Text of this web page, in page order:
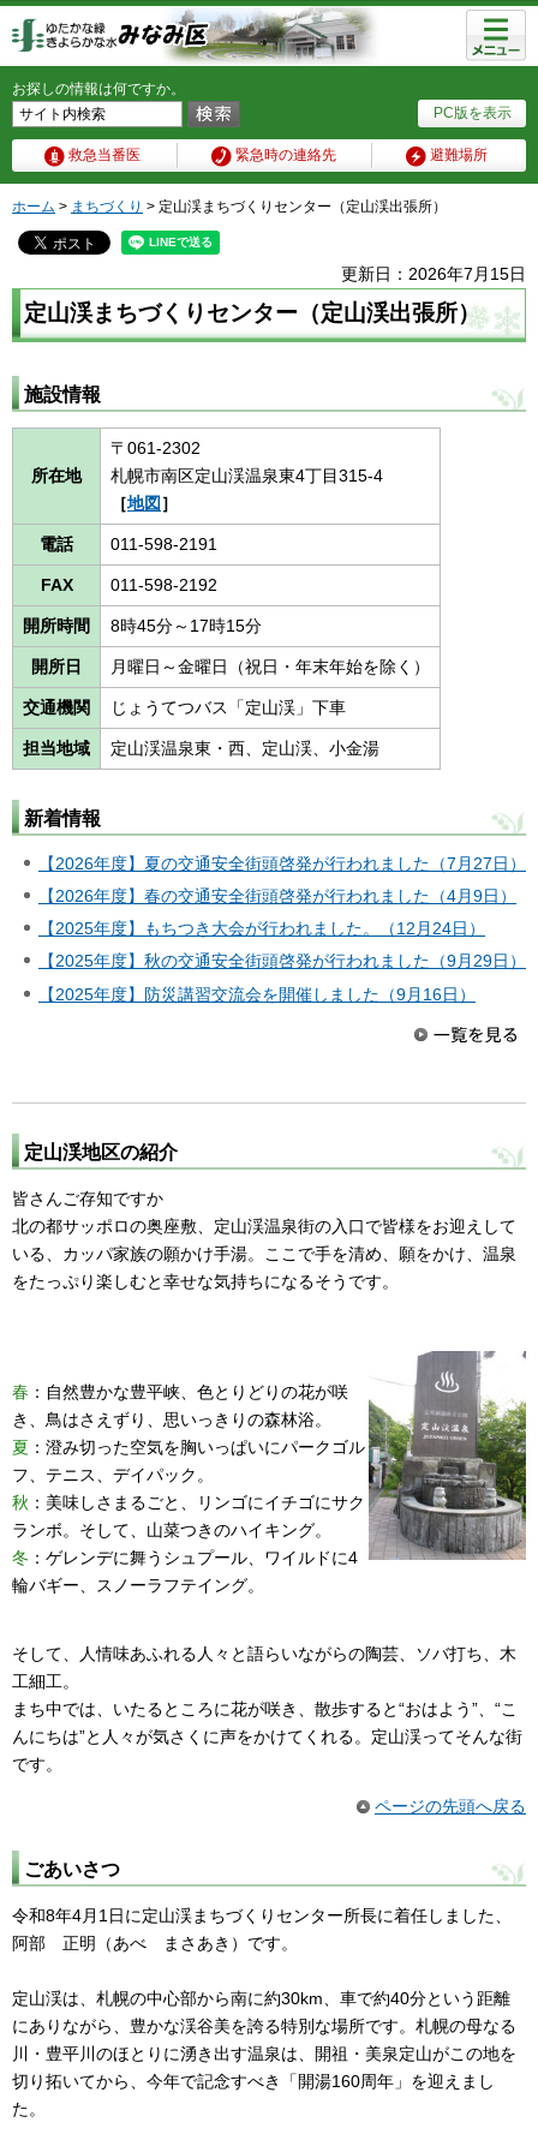
PC版を表示
お探しの情報は何ですか。
救急当番医 緊急時の連絡先 避難場所
メニュ
ー
ホーム > まちづくり > 定山渓まちづくりセンター（定山渓出張所）
更新日：2026年7月15日
定山渓まちづくりセンター（定山渓出張所）
施設情報
所在地
〒061-2302
札幌市南区定山渓温泉東4丁目315-4
［地図 ］
電話 011-598-2191
FAX 011-598-2192
開所時間 8時45分～17時15分
開所日 月曜日～金曜日（祝日・年末年始を除く）
交通機関 じょうてつバス「定山渓」下車
担当地域 定山渓温泉東・西、定山渓、小金湯
新着情報
【2026年度】夏の交通安全街頭啓発が行われました（7月27日）
【2026年度】春の交通安全街頭啓発が行われました（4月9日）
【2025年度】もちつき大会が行われました。（12月24日）
【2025年度】秋の交通安全街頭啓発が行われました（9月29日）
【2025年度】防災講習交流会を開催しました（9月16日）
定山渓地区の紹介
皆さんご存知ですか
北の都サッポロの奥座敷、定山渓温泉街の入口で皆様をお迎えして
いる、カッパ家族の願かけ手湯。ここで手を清め、願をかけ、温泉
をたっぷり楽しむと幸せな気持ちになるそうです。
春 ：自然豊かな豊平峡、色とりどりの花が咲
き、鳥はさえずり、思いっきりの森林浴。
夏 ：澄み切った空気を胸いっぱいにパークゴル
フ、テニス、デイパック。
秋 ：美味しさまるごと、リンゴにイチゴにサク
ランボ。そして、山菜つきのハイキング。
冬 ：ゲレンデに舞うシュプール、ワイルドに4
輪バギー、スノーラフテイング。
そして、人情味あふれる人々と語らいながらの陶芸、ソバ打ち、木
工細工。
まち中では、いたるところに花が咲き、散歩すると“おはよう”、“こ
んにちは”と人々が気さくに声をかけてくれる。定山渓ってそんな街
です。
ページの先頭へ戻る
ごあいさつ
令和8年4月1日に定山渓まちづくりセンター所長に着任しました、
阿部 正明（あべ まさあき）です。
定山渓は、札幌の中心部から南に約30km、車で約40分という距離
にありながら、豊かな渓谷美を誇る特別な場所です。札幌の母なる
川・豊平川のほとりに湧き出す温泉は、開祖・美泉定山がこの地を
切り拓いてから、今年で記念すべき「開湯160周年」を迎えまし
た。